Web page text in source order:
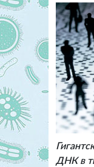
ДНК в